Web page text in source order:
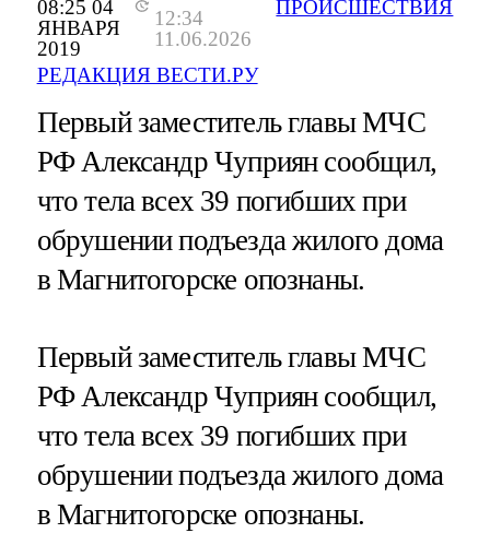
08:25 04
ЯНВАРЯ
2019
12:34
11.06.2026
РЕДАКЦИЯ ВЕСТИ.РУ
ПРОИСШЕСТВИЯ
Первый заместитель главы МЧС
РФ Александр Чуприян сообщил,
что тела всех 39 погибших при
обрушении подъезда жилого дома
в Магнитогорске опознаны.
Первый заместитель главы МЧС
РФ Александр Чуприян сообщил,
что тела всех 39 погибших при
обрушении подъезда жилого дома
в Магнитогорске опознаны.